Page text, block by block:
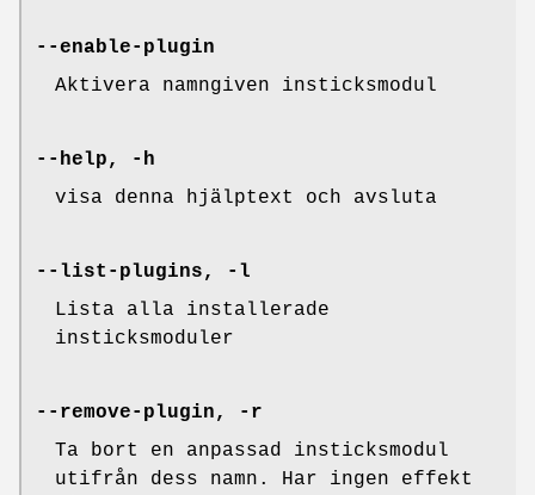
--enable-plugin
Aktivera namngiven insticksmodul
--help, -h
visa denna hjälptext och avsluta
--list-plugins, -l
Lista alla installerade
insticksmoduler
--remove-plugin, -r
Ta bort en anpassad insticksmodul
utifrån dess namn. Har ingen effekt